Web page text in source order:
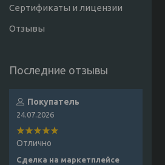
Сертификаты и лицензии
Отзывы
Покупатель
24.07.2026
Отлично
Сделка на маркетплейсе